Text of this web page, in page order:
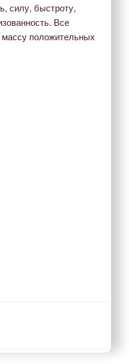
силу, быстроту,
Все
положительных